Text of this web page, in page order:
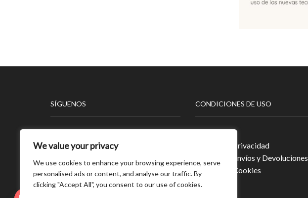
We value your privacy
We use cookies to enhance your browsing experience, serve
personalised ads or content, and analyse our traffic. By
clicking "Accept All", you consent to our use of cookies.
SÍGUENOS CONDICIONES DE USO
Política de Privacidad
Política de Envíos y Devoluciones
Política de Cookies